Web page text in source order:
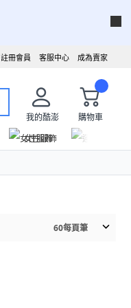
成為賣家
客服中心
註冊會員
我的酷澎
購物車
女性服飾
60每頁筆